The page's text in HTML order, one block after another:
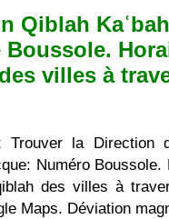
Qiblah Kaʿbah
Boussole.
villes à
Trouver la Direction
Numéro Boussole.
des villes à
Maps. Déviation